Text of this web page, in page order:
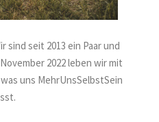
sind seit 2013 ein Paar und
2022 leben wir mit
uns MehrUnsSelbstSein